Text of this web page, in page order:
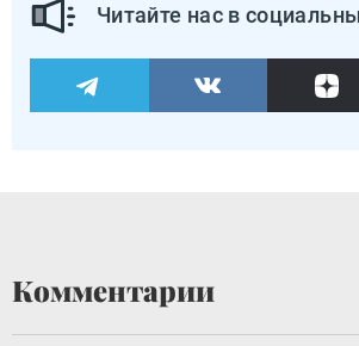
Читайте нас в
Комментарии